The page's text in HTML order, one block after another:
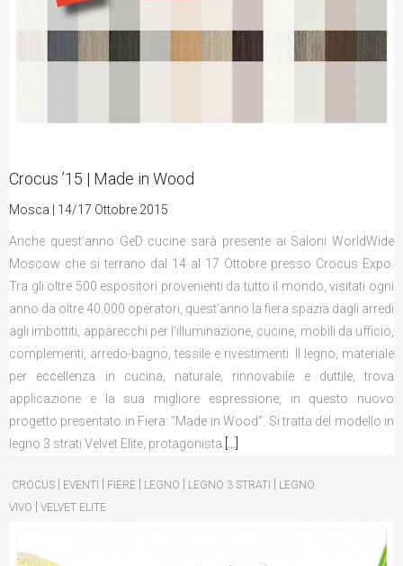
Crocus ’15 | Made in Wood
Mosca | 14/17 Ottobre 2015
Anche quest’anno GeD cucine sarà presente ai Saloni WorldWide
Moscow che si terrano dal 14 al 17 Ottobre presso Crocus Expo.
Tra gli oltre 500 espositori provenienti da tutto il mondo, visitati ogni
anno da oltre 40.000 operatori, quest’anno la fiera spazia dagli arredi
agli imbottiti, apparecchi per l’illuminazione, cucine, mobili da ufficio,
complementi, arredo-bagno, tessile e rivestimenti. Il legno, materiale
per eccellenza in cucina, naturale, rinnovabile e duttile, trova
applicazione e la sua migliore espressione, in questo nuovo
progetto presentato in Fiera: “Made in Wood”. Si tratta del modello in
legno 3 strati Velvet Elite, protagonista
CROCUS | EVENTI | FIERE | LEGNO | LEGNO 3 STRATI | LEGNO
VIVO | VELVET ELITE